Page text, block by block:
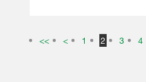
<< < 1 2 3 4